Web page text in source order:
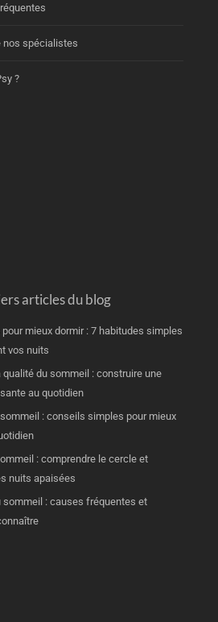
nos spécialistes
?
articles du blog
mieux dormir : 7 habitudes simples
vos nuits
qualité du sommeil : construire une
au quotidien
: conseils simples pour mieux
: comprendre le cercle et
nuits apaisées
sommeil : causes fréquentes et